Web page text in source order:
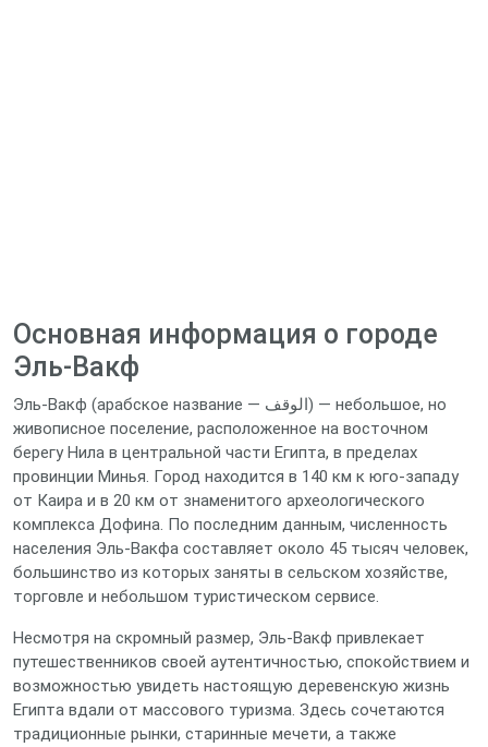
Основная информация о городе
Эль‑Вакф
Эль‑Вакф (арабское название — الوقف) — небольшое, но
живописное поселение, расположенное на восточном
берегу Нила в центральной части Египта, в пределах
провинции Минья. Город находится в 140 км к юго‑западу
от Каира и в 20 км от знаменитого археологического
комплекса Дофина. По последним данным, численность
населения Эль‑Вакфа составляет около 45 тысяч человек,
большинство из которых заняты в сельском хозяйстве,
торговле и небольшом туристическом сервисе.
Несмотря на скромный размер, Эль‑Вакф привлекает
путешественников своей аутентичностью, спокойствием и
возможностью увидеть настоящую деревенскую жизнь
Египта вдали от массового туризма. Здесь сочетаются
традиционные рынки, старинные мечети, а также